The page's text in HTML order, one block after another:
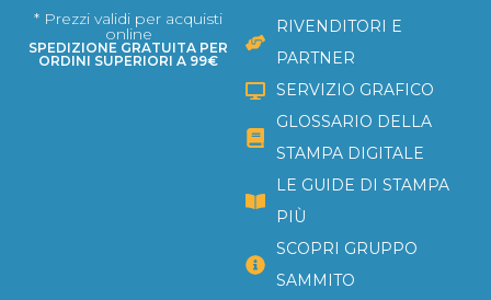
* Prezzi validi per acquisti
online
SPEDIZIONE GRATUITA PER
ORDINI SUPERIORI A 99€
RIVENDITORI E
PARTNER
SERVIZIO GRAFICO
GLOSSARIO DELLA
STAMPA DIGITALE
LE GUIDE DI STAMPA
PIÙ
SCOPRI GRUPPO
SAMMITO